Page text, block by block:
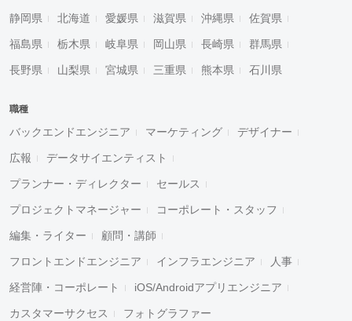
静岡県 北海道 愛媛県 滋賀県 沖縄県 佐賀県
福島県 栃木県 岐阜県 岡山県 長崎県 群馬県
長野県 山梨県 宮城県 三重県 熊本県 石川県
職種
バックエンドエンジニア マーケティング デザイナー
広報 データサイエンティスト
プランナー・ディレクター セールス
プロジェクトマネージャー コーポレート・スタッフ
編集・ライター 顧問・講師
フロントエンドエンジニア インフラエンジニア 人事
経営陣・コーポレート iOS/Androidアプリエンジニア
カスタマーサクセス フォトグラファー